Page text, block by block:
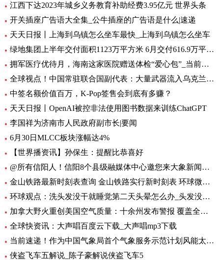
江西下达2023年城乡义务教育补助经费3.95亿元 世界头条
开关插座广告语大全集_公牛插座的广告语是什么|速递
天天日报丨上海到乌镇怎么坐车最快_上海到乌镇怎么坐车
绿地集团上半年交付面积1123万平方米 6月交付616.9万平方米-环球观热点
拥军医疗优待月，海南这家医院赠送体检“爱心包”_当前头条
全球视点！中国常驻联合国副代表：大量武器流入乌克兰 外溢影响和扩散风险与日俱增
中签名额价值百万，K-Pop签售会到底有多赚？
天天日报丨OpenAI被控非法使用图书数据来训练ChatGPT
李国祥为济南市人民政府副市长|要闻
6月30日MLCC板块涨幅达4%
【世界播资讯】孙保生：提醒比恭喜好
@所有信阳人！信阳8个县级融媒体中心邀您来大象新闻，一起争做“山水茶都，红色信阳”推荐官
金山铁路最新时刻表查询 金山铁路实行新时刻表 环球微头条
环球观点：洗头发没干就睡觉第二天头晕怎么办_头发没吹干睡觉头疼怎么办
加拿大野火重创美国空气质量：十余州发布警报 覆盖全美1/3人口-焦点热闻
全球快资讯：大声唱百度云下载_大声唱mp3下载
当前速递！作为中国气象局首个气象服务示范计划风能太阳能发电精细化气象服务示范计划7月1日启动
侠盗飞车五解说_陈子豪解说侠盗飞车5